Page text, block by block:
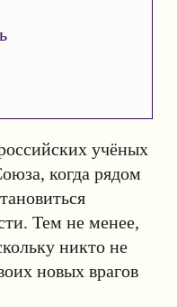
учёных
когда рядом
Тем не менее,
никто не
новых врагов